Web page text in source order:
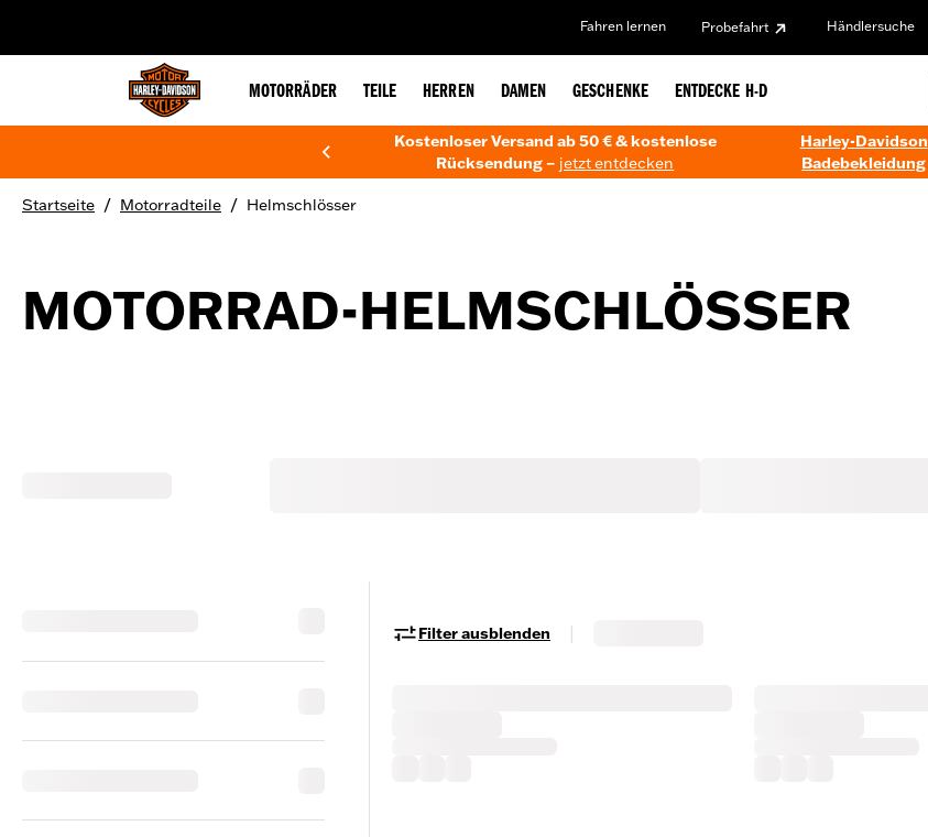
Fahren lernen Probefahrt Händlersuche
MOTORRÄDER TEILE HERREN DAMEN GESCHENKE ENTDECKE H-D
Kostenloser Versand ab 50 € & kostenlose
Rücksendung – jetzt entdecken
Harley-Davidson
Badebekleidung
Startseite / Motorradteile / Helmschlösser
MOTORRAD-HELMSCHLÖSSER
Filter ausblenden